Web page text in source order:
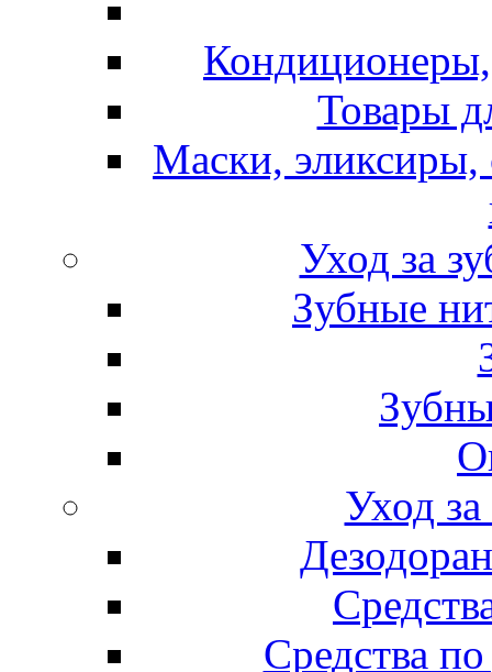
Кондиционеры,
Товары
Маски, эликсиры,
Уход за
Зубные
Уход
Средства